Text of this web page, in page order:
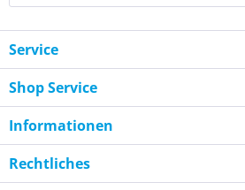
Service
Shop Service
Informationen
Rechtliches